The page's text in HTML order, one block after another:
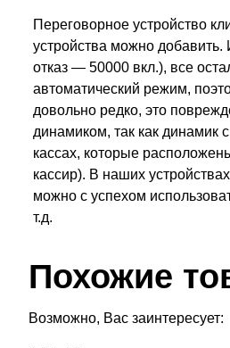
Переговорное устройство
устройства можно добавить.
отказ — 50000 вкл.), все
автоматический режим,
довольно редко, это
динамиком, так как динамик
кассах, которые
кассир). В наших
можно с успехом
т.д.
Похожие
Возможно, Вас заинтересует: